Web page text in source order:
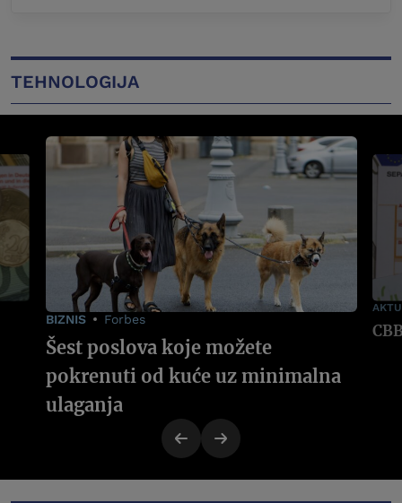
TEHNOLOGIJA
BIZNIS Forbes
Šest poslova koje možete
pokrenuti od kuće uz minimalna
ulaganja